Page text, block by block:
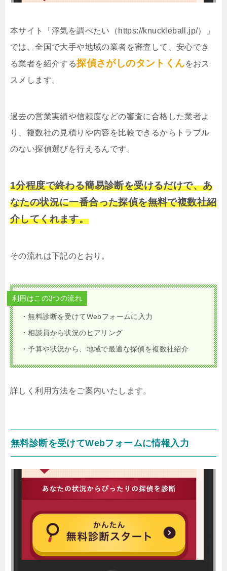
本サイト「浮気を調べたい（https://knuckleball.jp/）」
では、全国で大手や地域の業者を審査して、安心でき
る業者を紹介する探偵さがしのタントくんをおス
スメします。
過去の営業実績や信頼度などの審査に合格した業者よ
り、複数社の見積りや内容を比較できるからトラブル
のない探偵選びを行えるんです。
1分程度で終わる簡易診断を受けるだけで、あ
なたの状況に一番合った探偵を無料で複数社紹
介してくれます。
その流れは下記のとおり。
利用はこの3つの流れ
・無料診断を受けてWebフォームに入力
・相談員から状況のヒアリング
・予算や状況から、地域で最適な探偵を複数社紹介
詳しく利用方法をご案内いたします。
無料診断を受けてWebフォームに情報入力